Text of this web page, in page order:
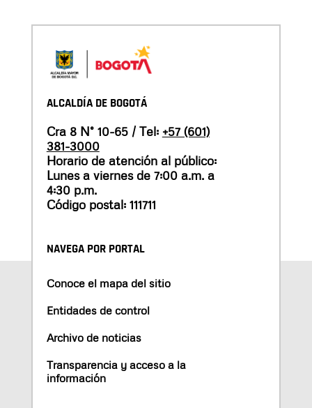
ALCALDÍA DE BOGOTÁ
Cra 8 N° 10-65 / Tel: +57 (601)
381-3000
Horario de atención al público:
Lunes a viernes de 7:00 a.m. a
4:30 p.m.
Código postal: 111711
NAVEGA POR PORTAL
Conoce el mapa del sitio
Entidades de control
Archivo de noticias
Transparencia y acceso a la
información